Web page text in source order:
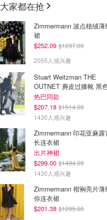
大家都在抢
Zimmermann 波点植绒薄
裙
$252.09 $1297.00
2055人感兴趣
Stuart Weitzman THE
OUTNET 麂皮过膝靴 黑
热巴同款
$207.18 $1514.00
1430人感兴趣
Zimmermann 印花亚麻露
长连衣裙
出片神裙
$299.00 $1494.00
1430人感兴趣
Zimmermann 褶裥亮片薄
你连衣裙
$201.38 $1295.00